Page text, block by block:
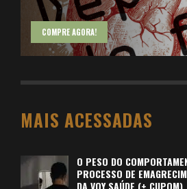
COMPRE AGORA!
MAIS ACESSADAS
O PESO DO
PROCESSO DE
DA VOY SAÚDE (+ CUPOM)